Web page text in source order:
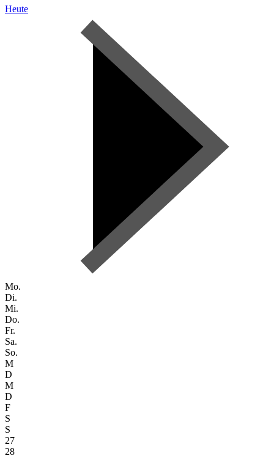
Heute
Mo.
Di.
Mi.
Do.
Fr.
Sa.
So.
M
D
M
D
F
S
S
27
28